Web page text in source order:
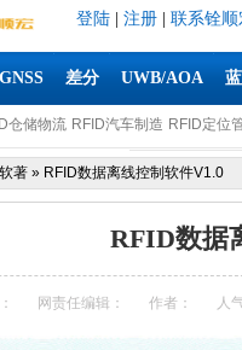
登陆 注册 联系铨顺
GNSS 差分 UWB/AOA
仓储物流 RFID汽车制造 RFID定位
软著 » RFID数据离线控制软件V1.0
RFID数据
网责任编辑： 作者： 人